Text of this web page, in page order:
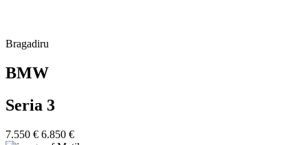
Bragadiru
BMW
Seria 3
7.550 € 6.850 €